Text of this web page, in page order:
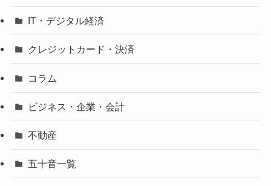
IT・デジタル経済
クレジットカード・決済
コラム
ビジネス・企業・会計
不動産
五十音一覧